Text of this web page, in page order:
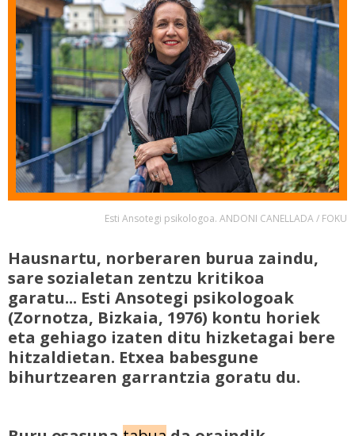
Esti Ansotegi psikologoa. ANDONI CANELLADA / FOKU
Hausnartu, norberaren burua zaindu,
sare sozialetan zentzu kritikoa
garatu... Esti Ansotegi psikologoak
(Zornotza, Bizkaia, 1976) kontu horiek
eta gehiago izaten ditu hizketagai bere
hitzaldietan. Etxea babesgune
bihurtzearen garrantzia goratu du.